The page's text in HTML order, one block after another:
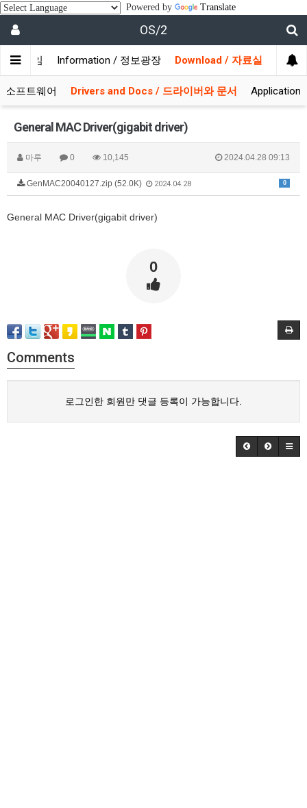
Powered by Translate
OS/2
자모임 Information / 정보광장 Download / 자료실
소프트웨어 Drivers and Docs / 드라이버와 문서
General MAC Driver(gigabit driver)
마루 0 10,145 2024.04.28 09:13
0
GenMAC20040127.zip (52.0K) 2024.04.28
General MAC Driver(gigabit driver)
0
Comments
로그인한 회원만 댓글 등록이 가능합니다.